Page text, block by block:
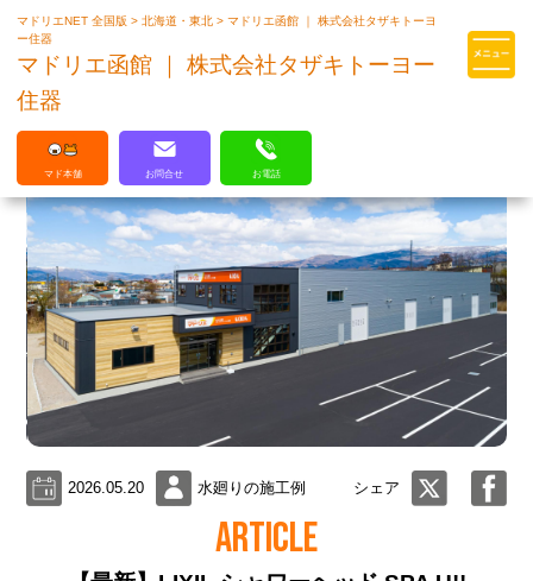
マドリエはLIXILの厳しい基準を
マドリエNET 全国版>北海道・東北>マドリエ函館 ｜ 株式会社タザキトーヨ
ー住器
マドリエ函館 ｜ 株式会社タザキトーヨー
住器
マド本舗 お問合せ お電話
2026.05.20 水廻りの施工例 シェア
ARTICLE